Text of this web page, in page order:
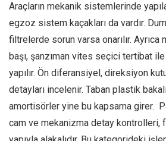
Araçların mekanik sistemlerinde
egzoz sistem kaçakları da vardır.
filtrelerde sorun varsa onarılır.
başı, şanzıman vites seçici tertibat
yapılır. Ön diferansiyel, direksiyon
detayları incelenir. Taban plastik
amortisörler yine bu kapsama girer.
cam ve mekanizma detay kontrolleri,